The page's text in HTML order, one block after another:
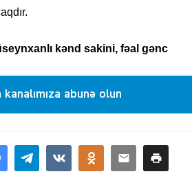
kənd sakini, fəal gənc
abunə olun